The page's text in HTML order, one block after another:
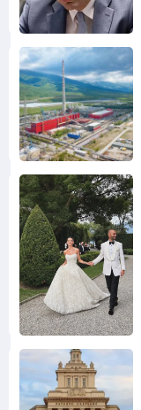
Снимка:
Инстаграм